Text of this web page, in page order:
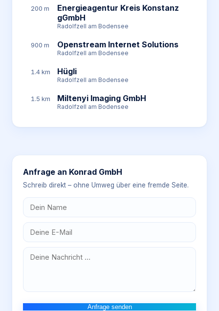
200 m
Energieagentur Kreis Konstanz
gGmbH
Radolfzell am Bodensee
900 m Openstream Internet Solutions
Radolfzell am Bodensee
1.4 km Hügli
Radolfzell am Bodensee
1.5 km Miltenyi Imaging GmbH
Radolfzell am Bodensee
Anfrage an Konrad GmbH
Schreib direkt – ohne Umweg über eine fremde Seite.
Anfrage senden